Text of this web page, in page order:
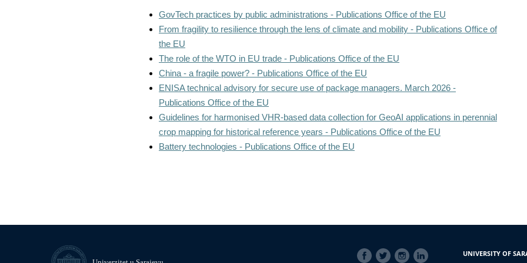
GovTech practices by public administrations - Publications Office of the EU
From fragility to resilience through the lens of climate and mobility - Publications Office of
the EU
The role of the WTO in EU trade - Publications Office of the EU
China - a fragile power? - Publications Office of the EU
ENISA technical advisory for secure use of package managers. March 2026 -
Publications Office of the EU
Guidelines for harmonised VHR-based data collection for GeoAI applications in perennial
crop mapping for historical reference years - Publications Office of the EU
Battery technologies - Publications Office of the EU
SOCIAL
UNIVERSITY OF